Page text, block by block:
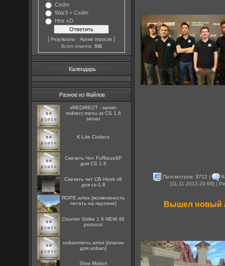
Csdm
War3 + Csdm
Hns xD
[Результаты ·Архив опросов ]
Всего ответов: 936
Календарь
Разное из Файлов
xREDIRECT - server
redirect menu at CS 1.6
server
K-Lite Codecs
Скачать Чит FuRiousSP
для CS 1.6
Скачать чит CB Hook v9
для cs-1.6
ROPE.amxx [возможность
летать на паутине]
Counter Strike 1.6 NEW 48
protocol
unbanmenu.amxx [плагин
для unban]
Slow Motion
Просмотров: 3712 |
[11.11.2013 20:08] |
Вышел новый